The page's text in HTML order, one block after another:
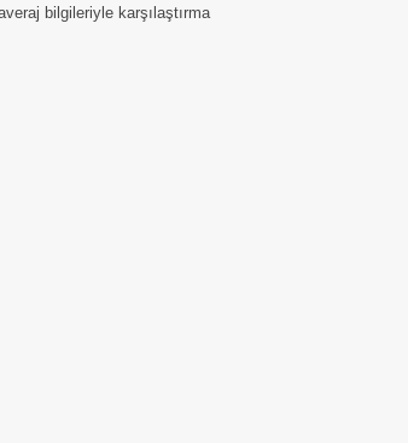
bilgileriyle karşılaştırma